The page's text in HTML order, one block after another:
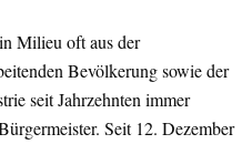
Milieu oft aus der
Bevölkerung sowie der
seit Jahrzehnten immer
Seit 12. Dezember